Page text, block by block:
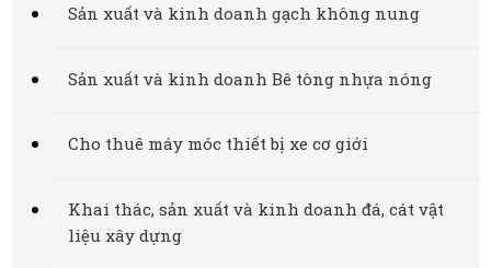
Sản xuất và kinh doanh gạch không nung
Sản xuất và kinh doanh Bê tông nhựa nóng
Cho thuê máy móc thiết bị xe cơ giới
Khai thác, sản xuất và kinh doanh đá, cát vật
liệu xây dựng